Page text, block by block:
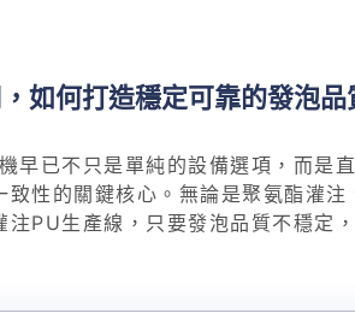
如何打造穩定可靠的發泡品
早已不只是單純的設備選項，而是
性的關鍵核心。無論是聚氨酯灌注
PU生產線，只要發泡品質不穩定
製的發泡品質。同時，也會結合實